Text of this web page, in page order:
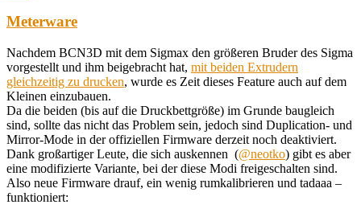
Meterware
Nachdem BCN3D mit dem Sigmax den größeren Bruder des Sigma
vorgestellt und ihm beigebracht hat, mit beiden Extrudern
gleichzeitig zu drucken, wurde es Zeit dieses Feature auch auf dem
Kleinen einzubauen.
Da die beiden (bis auf die Druckbettgröße) im Grunde baugleich
sind, sollte das nicht das Problem sein, jedoch sind Duplication- und
Mirror-Mode in der offiziellen Firmware derzeit noch deaktiviert.
Dank großartiger Leute, die sich auskennen (@neotko) gibt es aber
eine modifizierte Variante, bei der diese Modi freigeschalten sind.
Also neue Firmware drauf, ein wenig rumkalibrieren und tadaaa –
funktioniert: